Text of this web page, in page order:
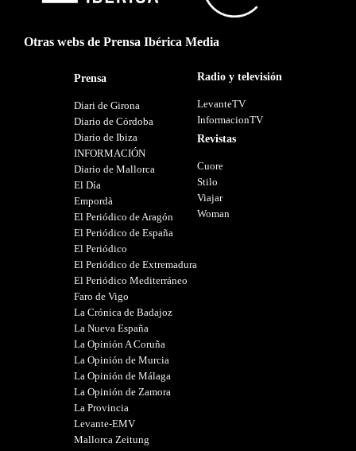
Otras webs de Prensa Ibérica Media
Prensa
Diari de Girona
Diario de Córdoba
Diario de Ibiza
INFORMACIÓN
Diario de Mallorca
El Día
Empordà
El Periódico de Aragón
El Periódico de España
El Periódico
El Periódico de Extremadura
El Periódico Mediterráneo
Faro de Vigo
La Crónica de Badajoz
La Nueva España
La Opinión A Coruña
La Opinión de Murcia
La Opinión de Málaga
La Opinión de Zamora
La Provincia
Levante-EMV
Mallorca Zeitung
Radio y televisión
LevanteTV
InformacionTV
Revistas
Cuore
Stilo
Viajar
Woman